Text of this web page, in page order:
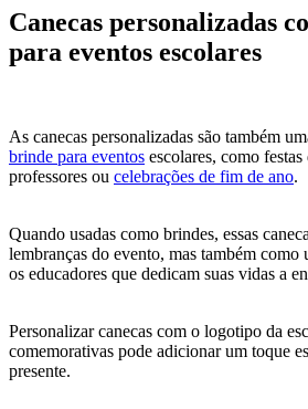
Canecas personalizadas
para eventos escolares
As canecas personalizadas são também
brinde para eventos escolares, como
professores ou celebrações de fim de ano.
Quando usadas como brindes, essas
lembranças do evento, mas também como
os educadores que dedicam suas vidas a
Personalizar canecas com o logotipo da
comemorativas pode adicionar um toque
presente.